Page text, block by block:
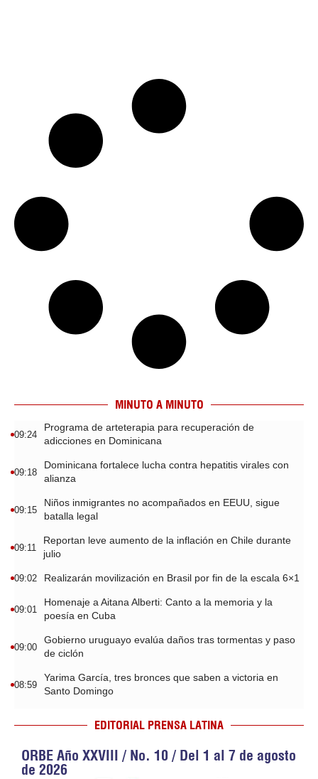
MINUTO A MINUTO
09:24
Programa de arteterapia para recuperación de
adicciones en Dominicana
09:18
Dominicana fortalece lucha contra hepatitis virales con
alianza
09:15
Niños inmigrantes no acompañados en EEUU, sigue
batalla legal
09:11
Reportan leve aumento de la inflación en Chile durante
julio
09:02 Realizarán movilización en Brasil por fin de la escala 6×1
09:01
Homenaje a Aitana Alberti: Canto a la memoria y la
poesía en Cuba
09:00
Gobierno uruguayo evalúa daños tras tormentas y paso
de ciclón
08:59
Yarima García, tres bronces que saben a victoria en
Santo Domingo
EDITORIAL PRENSA LATINA
ORBE Año XXVIII / No. 10 / Del 1 al 7 de agosto
de 2026